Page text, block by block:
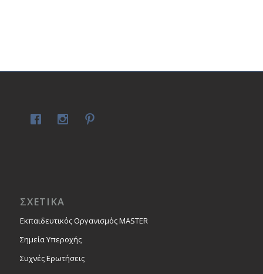
ΣΧΕΤΙΚΑ
Εκπαιδευτικός Οργανισμός MASTER
Σημεία Υπεροχής
Συχνές Ερωτήσεις